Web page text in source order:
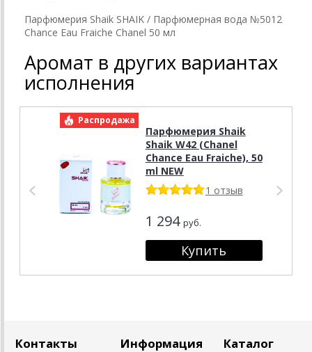
Парфюмерия Shaik SHAIK / Парфюмерная вода №5012
Chance Eau Fraiche Chanel 50 мл
Аромат в других вариантах
исполнения
Распродажа
Парфюмерия Shaik
Shaik W42 (Chanel
Chance Eau Fraiche), 50
ml NEW
1 отзыв
1 294 руб.
Контакты Информация Каталог